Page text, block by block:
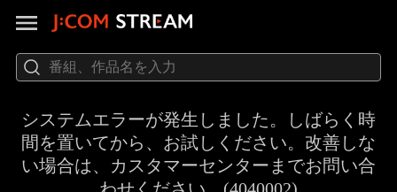
システムエラーが発生しました。しばらく時
間を置いてから、お試しください。改善しな
い場合は、カスタマーセンターまでお問い合